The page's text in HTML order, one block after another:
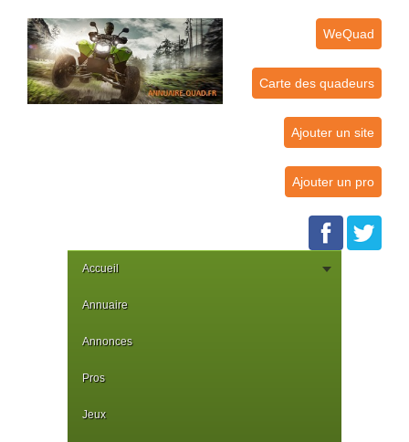
WeQuad
Carte des quadeurs
Ajouter un site
Ajouter un pro
Accueil
Annuaire
Annonces
Pros
Jeux